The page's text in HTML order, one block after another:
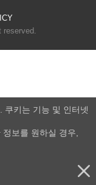
reserved.
쿠키는 기능 및 인터넷
보를 원하실 경우,